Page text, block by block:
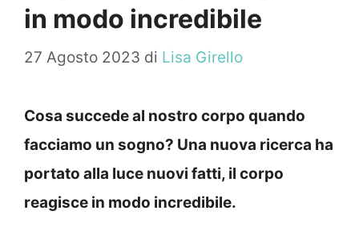
in modo incredibile
27 Agosto 2023 di Lisa Girello
Cosa succede al nostro corpo quando
facciamo un sogno? Una nuova ricerca ha
portato alla luce nuovi fatti, il corpo
reagisce in modo incredibile.